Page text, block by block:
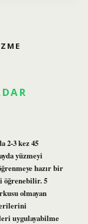
2-3 kez 45
yüzmeyi
hazır bir
öğrenebilir. 5
olmayan
uygulayabilme